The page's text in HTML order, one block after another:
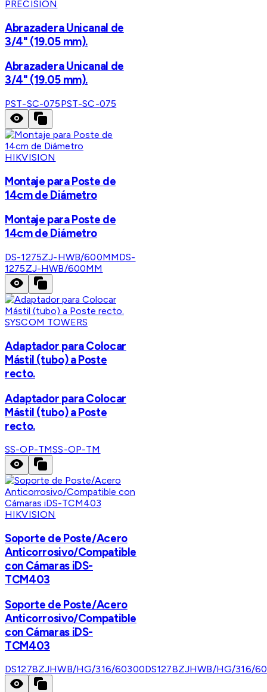
PRECISION
Abrazadera Unicanal de
3/4" (19.05 mm).
Abrazadera Unicanal de
3/4" (19.05 mm).
PST-SC-075PST-SC-075
HIKVISION
Montaje para Poste de
14cm de Diámetro
Montaje para Poste de
14cm de Diámetro
DS-1275ZJ-HWB/600MMDS-
1275ZJ-HWB/600MM
SYSCOM TOWERS
Adaptador para Colocar
Mástil (tubo) a Poste
recto.
Adaptador para Colocar
Mástil (tubo) a Poste
recto.
SS-OP-TMSS-OP-TM
HIKVISION
Soporte de Poste/Acero
Anticorrosivo/Compatible
con Cámaras iDS-
TCM403
Soporte de Poste/Acero
Anticorrosivo/Compatible
con Cámaras iDS-
TCM403
DS1278ZJHWB/HG/316/60300DS1278ZJHWB/HG/316/